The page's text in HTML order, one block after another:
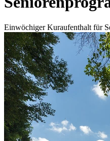
Einwöchiger Kuraufenthalt für